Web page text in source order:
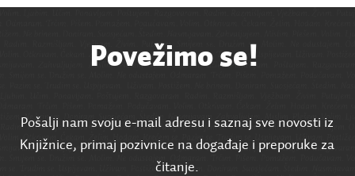
Povežimo se!
Pošalji nam svoju e-mail adresu i saznaj sve novosti iz
Knjižnice, primaj pozivnice na događaje i preporuke za
čitanje.